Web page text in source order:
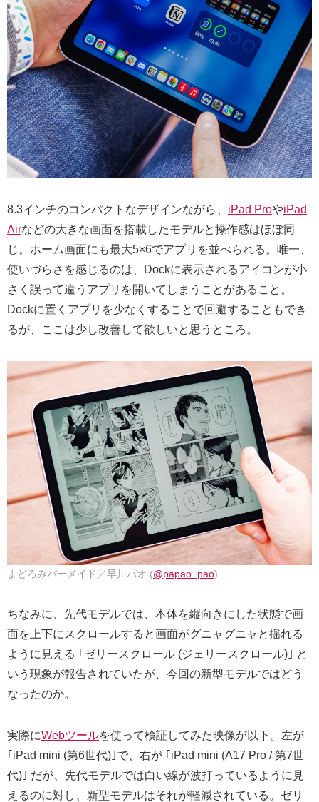
8.3インチのコンパクトなデザインながら、 iPad ProやiPad
Airなどの大きな画面を搭載したモデルと操作感はほぼ同
じ。ホーム画面にも最大5×6でアプリを並べられる。唯一、
使いづらさを感じるのは、Dockに表示されるアイコンが小
さく誤って違うアプリを開いてしまうことがあること。
Dockに置くアプリを少なくすることで回避することもでき
るが、ここは少し改善して欲しいと思うところ。
まどろみバーメイド／早川パオ (@papao_pao)
ちなみに、先代モデルでは、本体を縦向きにした状態で画
面を上下にスクロールすると画面がグニャグニャと揺れる
ように見える ｢ゼリースクロール (ジェリースクロール)｣ と
いう現象が報告されていたが、今回の新型モデルではどう
なったのか。
実際にWebツールを使って検証してみた映像が以下。左が
｢iPad mini (第6世代)｣で、右が ｢iPad mini (A17 Pro / 第7世
代)｣ だが、先代モデルでは白い線が波打っているように見
えるのに対し、新型モデルはそれが軽減されている。ゼリ